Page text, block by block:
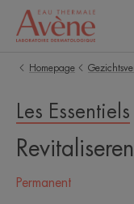
Homepage
Les Essentiels
Permanent